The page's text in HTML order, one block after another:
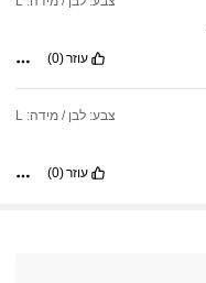
עוזר(0)
צבע: לבן / מידה: L
עוזר(0)